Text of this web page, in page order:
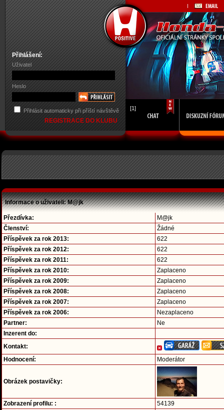
Přihlášení:
Uživatel
Heslo
Přihlásit automaticky při příští návštěvě
REGISTRACE DO KLUBU
[1]
Informace o uživateli: M@jk
Přezdívka:
M@jk
Členství:
Žádné
Příspěvek za rok 2013:
622
Příspěvek za rok 2012:
622
Příspěvek za rok 2011:
622
Příspěvek za rok 2010:
Zaplaceno
Příspěvek za rok 2009:
Zaplaceno
Příspěvek za rok 2008:
Zaplaceno
Příspěvek za rok 2007:
Zaplaceno
Příspěvek za rok 2006:
Nezaplaceno
Partner:
Ne
Inzerent do:
Kontakt:
Hodnocení:
Moderátor
Obrázek postavičky:
Zobrazení profilu: :
54139